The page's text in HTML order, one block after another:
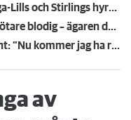
Hotet om böter blev verklighet – Inga-Lills och Stirlings hyresvärdar får betala 75 000: ”Herregud så onödigt”
Hyresgästens hund bet fastighetsskötare blodig – ägaren döms och förlorar nu lägenheten
Christians hyra sänks med 38 procent: ”Nu kommer jag ha råd att ta körkort”
av